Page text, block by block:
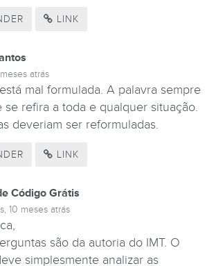
LINK
atrás
mal formulada. A palavra sempre
se refira a toda e qualquer situação.
deveriam ser reformuladas.
LINK
Código Grátis
10 meses atrás
são da autoria do IMT. O
simplesmente analizar as